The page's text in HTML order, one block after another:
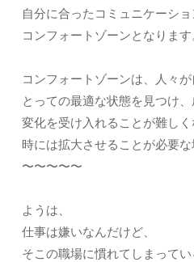
自分に合ったコミュニケーシ
コンフォートゾーンとなります
コンフォートゾーンは、人々
とっての最適な状態を見つけ
変化を受け入れることが難しく
時には拡大させることが必要な
〜〜〜〜〜
ようは、
仕事は嫌いなんだけど、
そこの職場に慣れてしまってい